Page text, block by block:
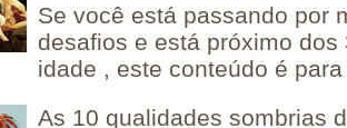
Se você está passando por
desafios e está próximo
idade , este conteúdo é
As 10 qualidades sombrias